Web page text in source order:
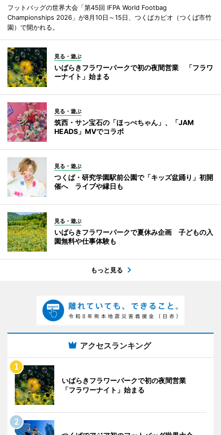
フットバッグの世界大会「第45回 IFPA World Footbag
Championships 2026」が8月10日～15日、つくばカピオ（つくば市竹
園）で開かれる。
見る・遊ぶ
いばらきフラワーパークで初の夜間営業 「フラワ
ーナイト」始まる
見る・遊ぶ
筑西・サン宝石の「ほっぺちゃん」、「JAM
HEADS」MVでコラボ
見る・遊ぶ
つくば・研究学園駅前公園で「キッズ盆踊り」初開
催へ ライブや縁日も
見る・遊ぶ
いばらきフラワーパークで夏休み企画 子どもの入
園無料や仕事体験も
もっと見る
アクセスランキング
いばらきフラワーパークで初の夜間営業
「フラワーナイト」始まる